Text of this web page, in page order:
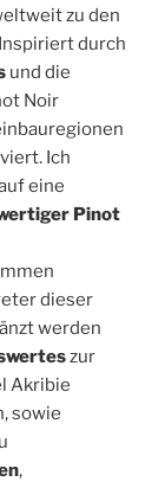
zu den
durch
und die
Noir
Ich
eine
Pinot
dieser
werden
zur
Akribie
sowie
,